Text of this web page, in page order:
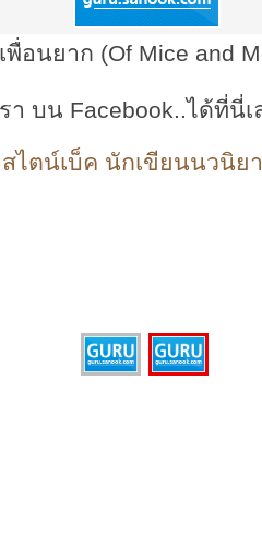
เพื่อนยาก (Of Mice and
า บน Facebook..ได้ที่นี่เ
ไตน์เบ็ค นักเขียนนวนิย